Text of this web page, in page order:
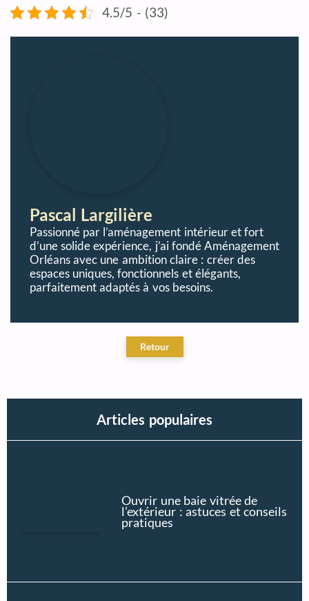
4.5/5 - (33)
Pascal Largilière
Passionné par l’aménagement intérieur et fort
d’une solide expérience, j’ai fondé Aménagement
Orléans avec une ambition claire : créer des
espaces uniques, fonctionnels et élégants,
parfaitement adaptés à vos besoins.
Articles populaires
Ouvrir une baie vitrée de
l’extérieur : astuces et conseils
pratiques